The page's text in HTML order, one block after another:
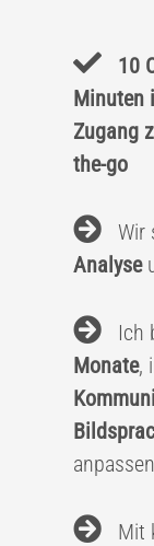
10
Minuten
Zugang
the-go
Wir
Analyse
Ich
Monate,
Mit